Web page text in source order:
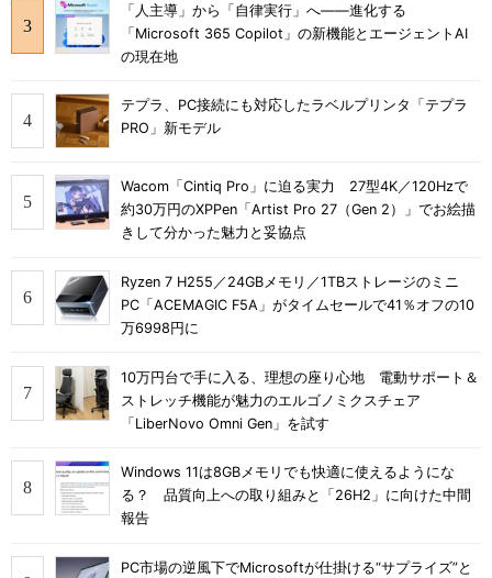
「人主導」から「自律実行」へ――進化する
「Microsoft 365 Copilot」の新機能とエージェントAI
の現在地
テプラ、PC接続にも対応したラベルプリンタ「テプラ
PRO」新モデル
Wacom「Cintiq Pro」に迫る実力 27型4K／120Hzで
約30万円のXPPen「Artist Pro 27（Gen 2）」でお絵描
きして分かった魅力と妥協点
Ryzen 7 H255／24GBメモリ／1TBストレージのミニ
PC「ACEMAGIC F5A」がタイムセールで41％オフの10
万6998円に
10万円台で手に入る、理想の座り心地 電動サポート＆
ストレッチ機能が魅力のエルゴノミクスチェア
「LiberNovo Omni Gen」を試す
Windows 11は8GBメモリでも快適に使えるようにな
る？ 品質向上への取り組みと「26H2」に向けた中間
報告
PC市場の逆風下でMicrosoftが仕掛ける“サプライズ”と